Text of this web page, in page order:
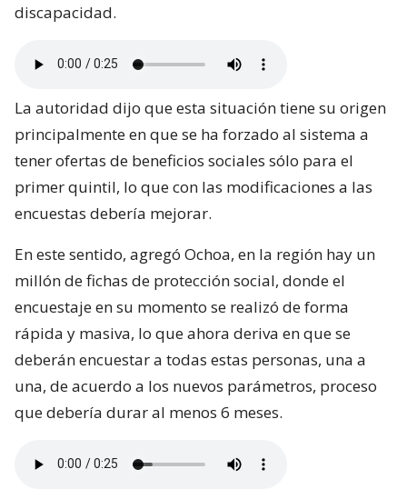
discapacidad.
La autoridad dijo que esta situación tiene su origen
principalmente en que se ha forzado al sistema a
tener ofertas de beneficios sociales sólo para el
primer quintil, lo que con las modificaciones a las
encuestas debería mejorar.
En este sentido, agregó Ochoa, en la región hay un
millón de fichas de protección social, donde el
encuestaje en su momento se realizó de forma
rápida y masiva, lo que ahora deriva en que se
deberán encuestar a todas estas personas, una a
una, de acuerdo a los nuevos parámetros, proceso
que debería durar al menos 6 meses.